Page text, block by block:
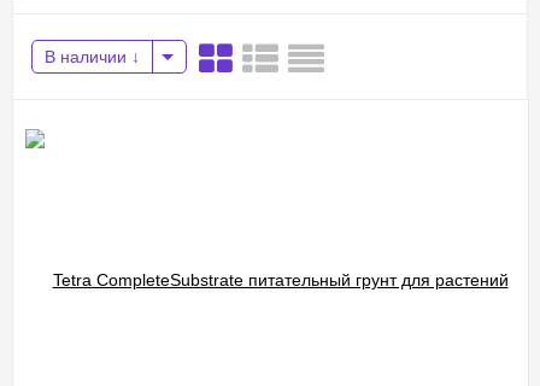
В наличии